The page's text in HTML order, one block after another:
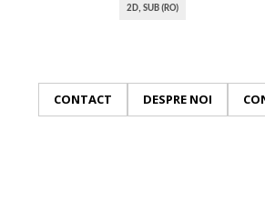
2D, SUB (RO)
CONTACT DESPRE NOI